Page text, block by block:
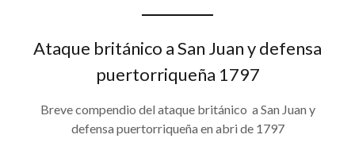
Ataque británico a San Juan y defensa
puertorriqueña 1797
Breve compendio del ataque británico a San Juan y
defensa puertorriqueña en abri de 1797